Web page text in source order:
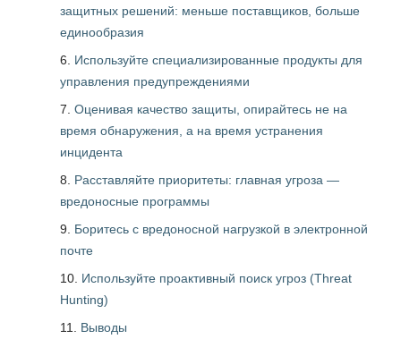
защитных решений: меньше поставщиков, больше
единообразия
Используйте специализированные продукты для
управления предупреждениями
Оценивая качество защиты, опирайтесь не на
время обнаружения, а на время устранения
инцидента
Расставляйте приоритеты: главная угроза —
вредоносные программы
Боритесь с вредоносной нагрузкой в электронной
почте
Используйте проактивный поиск угроз (Threat
Hunting)
Выводы